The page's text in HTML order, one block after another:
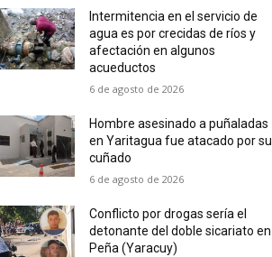
Intermitencia en el servicio de
agua es por crecidas de ríos y
afectación en algunos
acueductos
6 de agosto de 2026
Hombre asesinado a puñaladas
en Yaritagua fue atacado por su
cuñado
6 de agosto de 2026
Conflicto por drogas sería el
detonante del doble sicariato en
Peña (Yaracuy)